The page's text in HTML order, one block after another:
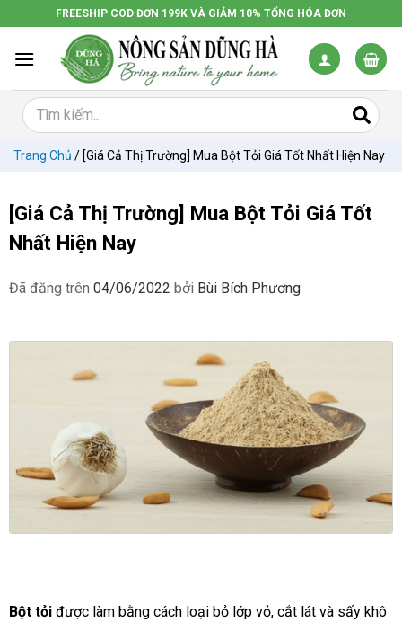
đến
dung
FREESHIP COD ĐƠN 199K VÀ GIẢM 10% TỔNG HÓA ĐƠN
Trang Chủ / [Giá Cả Thị Trường] Mua Bột Tỏi Giá Tốt Nhất Hiện Nay
[Giá Cả Thị Trường] Mua Bột Tỏi Giá Tốt
Nhất Hiện Nay
Đã đăng trên 04/06/2022 bởi Bùi Bích Phương
Bột tỏi được làm bằng cách loại bỏ lớp vỏ, cắt lát và sấy khô